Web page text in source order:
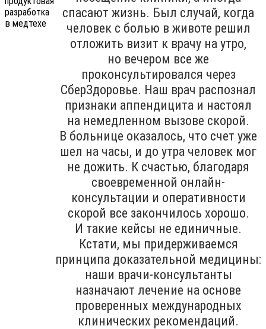
спасают жизнь. Был случай, когда
человек с болью в животе решил
отложить визит к врачу на утро,
но вечером все же
проконсультировался через
СберЗдоровье. Наш врач распознал
признаки аппендицита и настоял
на немедленном вызове скорой.
В больнице оказалось, что счет уже
шел на часы, и до утра человек мог
не дожить. К счастью, благодаря
своевременной онлайн-
консультации и оперативности
скорой все закончилось хорошо.
И такие кейсы не единичные.
Кстати, мы придерживаемся
принципа доказательной медицины:
наши врачи-консультанты
назначают лечение на основе
проверенных международных
клинических рекомендаций.